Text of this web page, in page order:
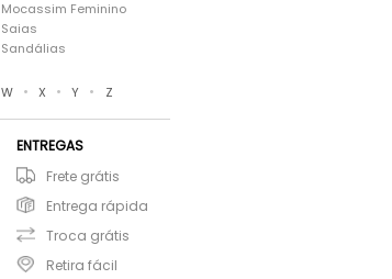
Mocassim Feminino
Saias
Sandálias
W • X • Y • Z
ENTREGAS
Frete grátis
Entrega rápida
Troca grátis
Retira fácil